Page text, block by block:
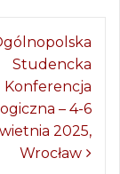
Studencka
Konferencja
– 4-6
2025,
Wrocław